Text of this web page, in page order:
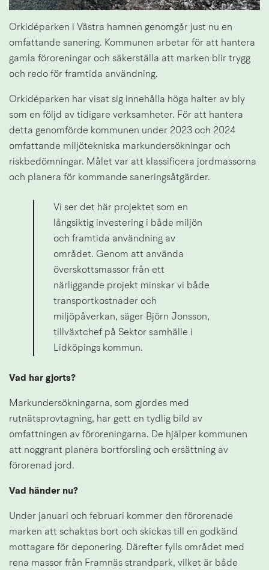
Orkidéparken i Västra hamnen genomgår just nu en
omfattande sanering. Kommunen arbetar för att hantera
gamla föroreningar och säkerställa att marken blir trygg
och redo för framtida användning.
Orkidéparken har visat sig innehålla höga halter av bly
som en följd av tidigare verksamheter. För att hantera
detta genomförde kommunen under 2023 och 2024
omfattande miljötekniska markundersökningar och
riskbedömningar. Målet var att klassificera jordmassorna
och planera för kommande saneringsåtgärder.
Vi ser det här projektet som en
långsiktig investering i både miljön
och framtida användning av
området. Genom att använda
överskottsmassor från ett
närliggande projekt minskar vi både
transportkostnader och
miljöpåverkan, säger Björn Jonsson,
tillväxtchef på Sektor samhälle i
Lidköpings kommun.
Vad har gjorts?
Markundersökningarna, som gjordes med
rutnätsprovtagning, har gett en tydlig bild av
omfattningen av föroreningarna. De hjälper kommunen
att noggrant planera bortforsling och ersättning av
förorenad jord.
Vad händer nu?
Under januari och februari kommer den förorenade
marken att schaktas bort och skickas till en godkänd
mottagare för deponering. Därefter fylls området med
rena massor från Framnäs strandpark, vilket är både